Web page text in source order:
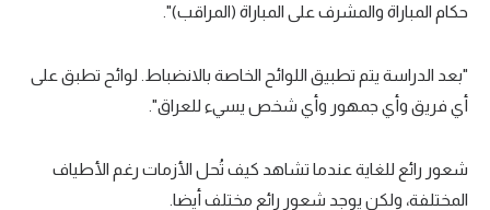
حكام المباراة والمشرف على المباراة (المراقب)".
"بعد الدراسة يتم تطبيق اللوائح الخاصة بالانضباط. لوائح تطبق على
أي فريق وأي جمهور وأي شخص يسيء للعراق".
شعور رائع للغاية عندما تشاهد كيف تُحل الأزمات رغم الأطياف
المختلفة، ولكن يوجد شعور رائع مختلف أيضا.